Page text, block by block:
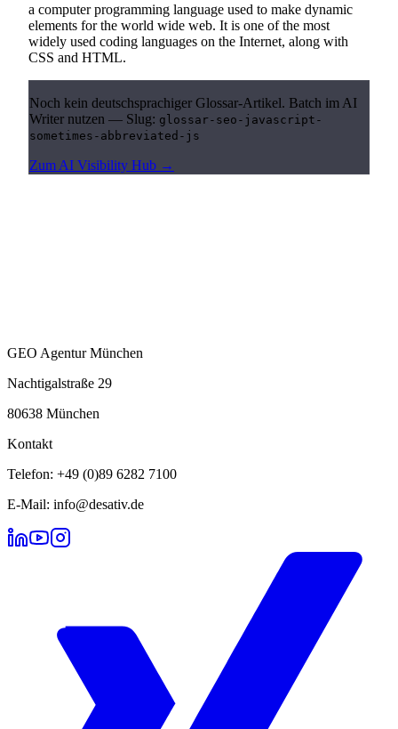
a computer programming language used to make dynamic
elements for the world wide web. It is one of the most
widely used coding languages on the Internet, along with
CSS and HTML.
Noch kein deutschsprachiger Glossar-Artikel. Batch im AI
Writer nutzen — Slug: glossar-seo-javascript-
sometimes-abbreviated-js
Zum AI Visibility Hub →
GEO Agentur München
Nachtigalstraße 29
80638 München
Kontakt
Telefon: +49 (0)89 6282 7100
E-Mail: info@desativ.de